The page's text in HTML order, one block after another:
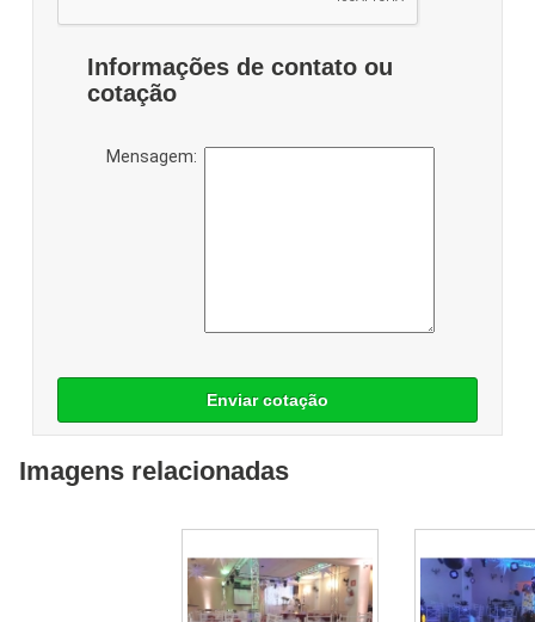
Informações de contato ou
cotação
Mensagem:
Enviar cotação
Imagens relacionadas